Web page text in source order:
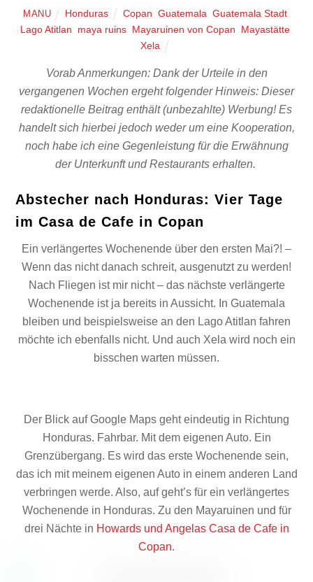
MANU Honduras Copan ,Guatemala ,Guatemala Stadt
Lago Atitlan
maya ruins Mayaruinen von Copan Mayastätte
Xela
Vorab Anmerkungen: Dank der Urteile in den
vergangenen Wochen ergeht folgender Hinweis: Dieser
redaktionelle Beitrag enthält (unbezahlte) Werbung! Es
handelt sich hierbei jedoch weder um eine Kooperation,
noch habe ich eine Gegenleistung für die Erwähnung
der Unterkunft und Restaurants erhalten.
Abstecher nach Honduras: Vier Tage
im Casa de Cafe in Copan
Ein verlängertes Wochenende über den ersten Mai?! –
Wenn das nicht danach schreit, ausgenutzt zu werden!
Nach Fliegen ist mir nicht – das nächste verlängerte
Wochenende ist ja bereits in Aussicht. In Guatemala
bleiben und beispielsweise an den Lago Atitlan fahren
möchte ich ebenfalls nicht. Und auch Xela wird noch ein
bisschen warten müssen.
Der Blick auf Google Maps geht eindeutig in Richtung
Honduras. Fahrbar. Mit dem eigenen Auto. Ein
Grenzübergang. Es wird das erste Wochenende sein,
das ich mit meinem eigenen Auto in einem anderen Land
verbringen werde. Also, auf geht’s für ein verlängertes
Wochenende in Honduras. Zu den Mayaruinen und für
drei Nächte in Howards und Angelas Casa de Cafe in
Copan.